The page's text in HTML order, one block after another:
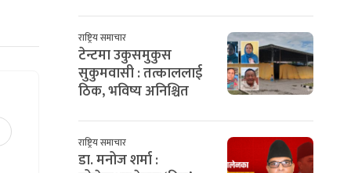
राष्ट्रिय समाचार
टेन्टमा उकुसमुकुस
सुकुमवासी : तत्काललाई
ठिक, भविष्य अनिश्चित
राष्ट्रिय समाचार
डा. मनोज शर्मा :